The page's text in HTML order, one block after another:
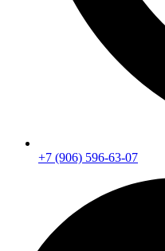
+7 (906) 596-63-07